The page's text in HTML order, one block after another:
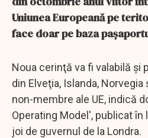
Uniunea Europeană pe
face doar pe baza
Noua cerinţă va fi valabilă şi
din Elveţia, Islanda,
non-membre ale UE, indică
Operating Model', publicat
joi de guvernul de la Londra.